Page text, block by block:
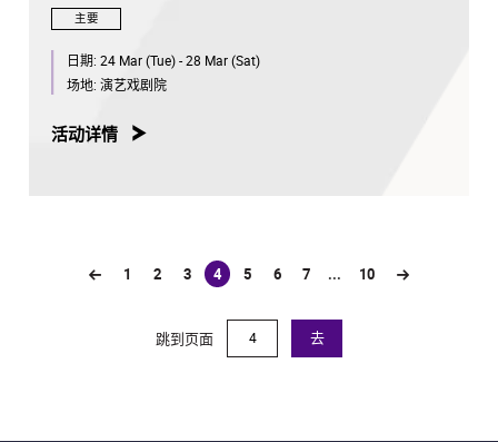
主要
日期: 24 Mar (Tue) - 28 Mar (Sat)
场地: 演艺戏剧院
活动详情
1 2 3 4
(current)
5 6 7 ... 10
跳到页面 去